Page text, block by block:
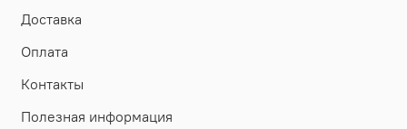
Доставка
Оплата
Контакты
Полезная информация